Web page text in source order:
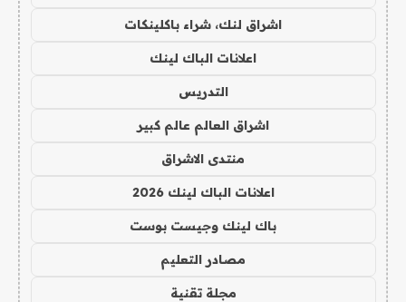
اشراق لنك، شراء باكلينكات
اعلانات الباك لينك
التدريس
اشراق العالم عالم كبير
منتدى الاشراق
اعلانات الباك لينك 2026
باك لينك وجيست بوست
مصادر التعليم
مجلة تقنية